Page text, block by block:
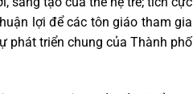
lợi để các tôn giáo tham gia
phát triển chung của Thành phố